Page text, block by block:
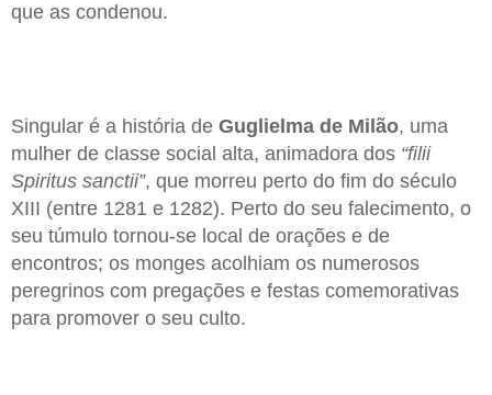
que as condenou.
Singular é a história de Guglielma de Milão, uma
mulher de classe social alta, animadora dos “filii
Spiritus sanctii”, que morreu perto do fim do século
XIII (entre 1281 e 1282). Perto do seu falecimento, o
seu túmulo tornou-se local de orações e de
encontros; os monges acolhiam os numerosos
peregrinos com pregações e festas comemorativas
para promover o seu culto.